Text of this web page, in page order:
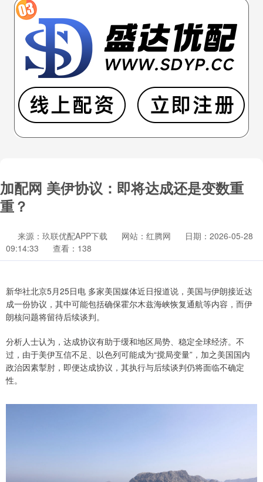
加配网 美伊协议：即将达成还是变数重
重？
来源：玖联优配APP下载 网站：红腾网
日期：2026-05-28
09:14:33
查看：138
新华社北京5月25日电 多家美国媒体近日报道说，美国与伊朗接近达
成一份协议，其中可能包括确保霍尔木兹海峡恢复通航等内容，而伊
朗核问题将留待后续谈判。
分析人士认为，达成协议有助于缓和地区局势、稳定全球经济。不
过，由于美伊互信不足、以色列可能成为“搅局变量”，加之美国国内
政治因素掣肘，即便达成协议，其执行与后续谈判仍将面临不确定
性。